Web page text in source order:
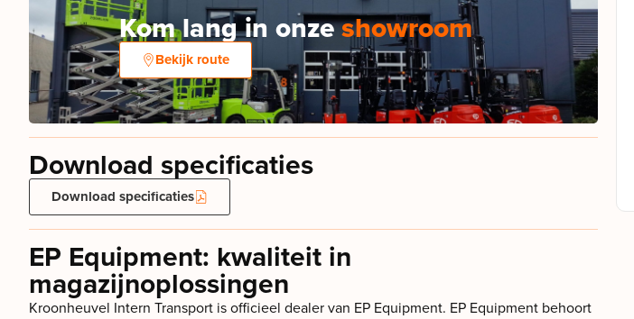
Kom lang in onzeshowroom
Bekijk route
Download specificaties
Download specificaties
EP Equipment: kwaliteit in
magazijnoplossingen
Kroonheuvel Intern Transport is officieel dealer van EP Equipment. EP Equipment behoort